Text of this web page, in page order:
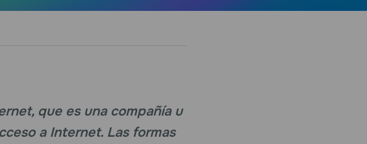
que es una compañía u
a Internet. Las formas